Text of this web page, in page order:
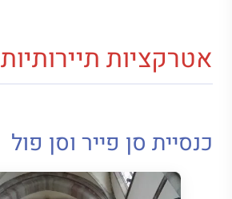
אטרקציות תיירותיות
כנסיית סן פייר וסן פול